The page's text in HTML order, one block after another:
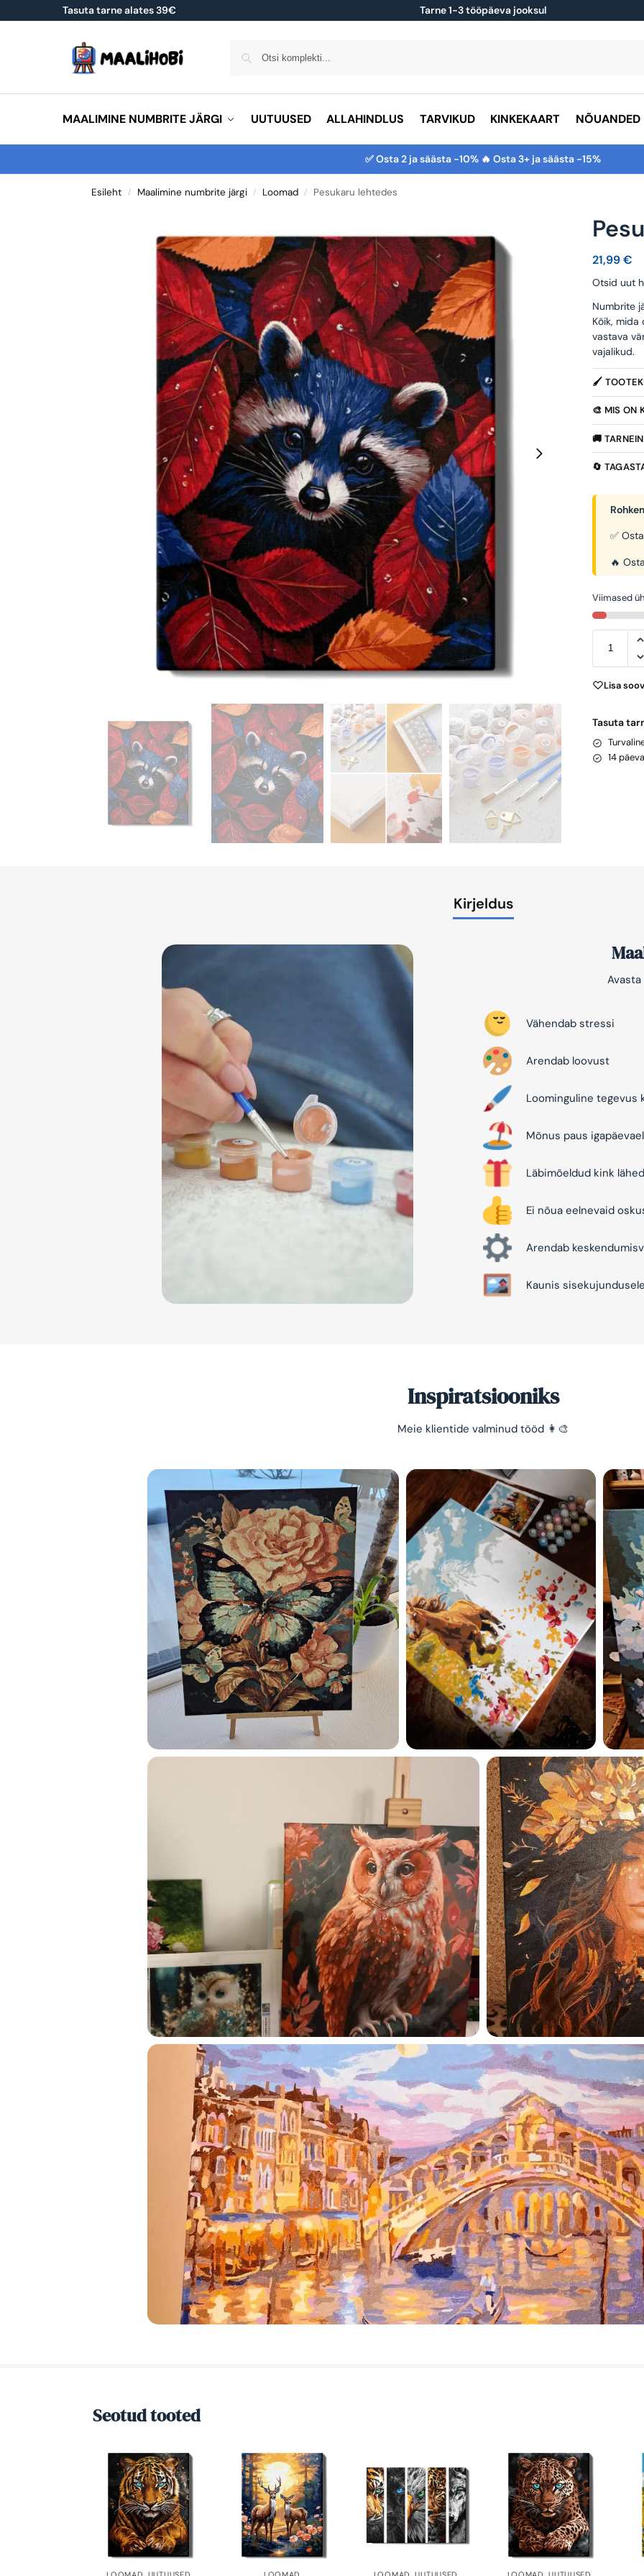
Tasuta tarne alates 39€ Tarne 1-3 tööpäeva jooksul
MAALIMINE NUMBRITE JÄRGI UUTUUSED ALLAHINDLUS TARVIKUD KINKEKAART NÕUANDED
✅ Osta 2 ja säästa -10% 🔥 Osta 3+ ja säästa -15%
Esileht / Maalimine numbrite järgi / Loomad / Pesukaru lehtedes
21,99€
Otsid uut
Numbrite
Kõik,
vastava
vajalikud.
🖌️
🎨 MIS ON
🚚
🔄
✅
🔥
Viimased
Lisa
Tasuta
14
Kirjeldus
Vähendab stressi
Arendab loovust
Loominguline tegevus
Mõnus paus
Läbimõeldud kink
Ei nõua eelnevaid
Arendab
Kaunis
Inspiratsiooniks
Meie klientide valminud tööd 👩‍🎨
Seotud tooted
Lihtne viis lõõgastuda ja
mõtted puhata lasta 😌
Olen tutvunud
privaatsuspoliitikaga ja
sellega
Maalihobi.eePrivaatsuspoliitika
TELLI